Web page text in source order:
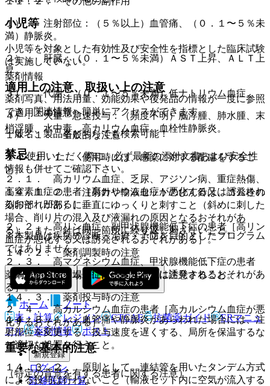
小児等
小児等を対象とした有効性及び安全性を指標とした臨床試験
は実施していない。
適用上の注意、取扱い上の注意
（適用上の注意）
１４．１． 全般的な注意
１４．１．１． 使用時には、感染に対する配慮をするこ
と。
１４．１．２． 注射針や輸液セットのびん針は、ゴム栓の
刻印部（凹部）に垂直にゆっくりと刺すこと（斜めに刺した
場合、削り片の混入及び液漏れの原因となるおそれがあ
る）、また、針は同一箇所に繰り返し刺さないこと。
１４．２． 薬剤調製時の注意
薬剤を配合する場合には、配合変化に注意すること。
１４．３． 薬剤投与時の注意
１４．３．１． 血管痛や静脈炎があらわれた場合には、注
射部位を変更する、投与速度を遅くする、局所を保温するな
ど適切な処置を行うこと。
１４．３．２． 原則として、連結管を用いたタンデム方式
による投与は行わないこと（輸液セット内に空気が流入する
１）． 注射部位：（５％以上）血管痛、（０．１〜５％未
満）静脈炎。
２）． 肝臓：（０．１〜５％未満）ＡＳＴ上昇、ＡＬＴ上
昇。
３）． 代謝：（０．１〜５％未満）低ナトリウム血症。
４）． 大量・急速投与：（頻度不明）脳浮腫、肺水腫、末
梢浮腫、水中毒、高カリウム血症、血栓性静脈炎。
禁忌
２．１． 高カリウム血症、乏尿、アジソン病、重症熱傷、
高窒素血症の患者［高カリウム血症が悪化する又は誘発され
るおそれがある］。
２．２． 高リン血症、副甲状腺機能低下症の患者［高リン
血症が悪化する又は誘発されるおそれがある］。
２．３． 高マグネシウム血症、甲状腺機能低下症の患者
［高マグネシウム血症が悪化する又は誘発されるおそれがあ
る］。
２．４． 高カルシウム血症の患者［高カルシウム血症が悪
化するおそれがある］。
重要な基本的注意
（特定の背景を有する患者に関する注意）
薬剤情報
薬剤写真、用法用量、効能効果や後発品の情報が一度に参照
でき、関連情報へ簡単にアクセスができます。
一般名、製品名どちらでも検索可能！
※ ご使用いただく際に、必ず最新の添付文書および安全性
情報も併せてご確認下さい。
※本製品は疾病の診断・治療・予防を目的としたプログラム
ではありません。
ホーム
ノート
表・計算
レジメン CTCAE 抗菌薬ガイド
ERマニュ
アル
薬剤情報 ポスト
新規登録
ログイン
監修医師一覧